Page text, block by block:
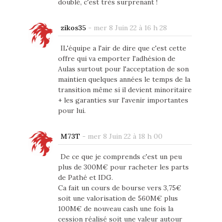
doublé, c'est très surprenant !
zikos35 - mer 8 Juin 22 à 16 h 28
IL'équipe a l'air de dire que c'est cette
offre qui va emporter l'adhésion de
Aulas surtout pour l'acceptation de son
maintien quelques années le temps de la
transition même si il devient minoritaire
+ les garanties sur l'avenir importantes
pour lui.
M73T - mer 8 Juin 22 à 18 h 00
De ce que je comprends c'est un peu
plus de 300M€ pour racheter les parts
de Pathé et IDG.
Ca fait un cours de bourse vers 3,75€
soit une valorisation de 560M€ plus
100M€ de nouveau cash une fois la
cession réalisé soit une valeur autour